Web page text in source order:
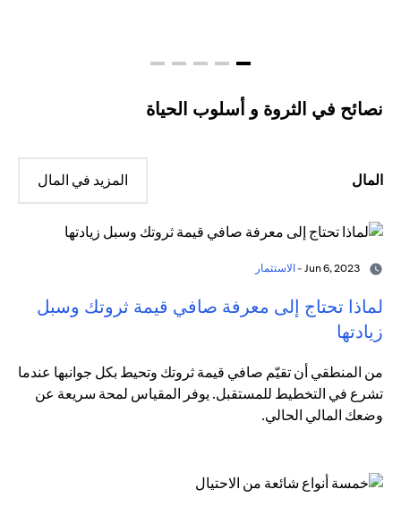
نصائح في الثروة و أسلوب الحياة
المال المزيد في المال
الاستثمار
لماذا تحتاج إلى معرفة صافي قيمة ثروتك وسبل
زيادتها
من المنطقي أن تقيّم صافي قيمة ثروتك وتحيط بكل جوانبها عندما
تشرع في التخطيط للمستقبل. يوفر المقياس لمحة سريعة عن
وضعك المالي الحالي.